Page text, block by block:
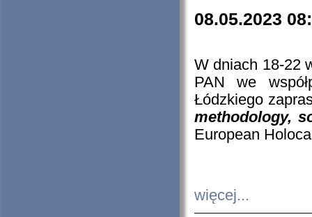
08.05.2023
W dniach 18-22
PAN we
Łódzkiego
methodology,
European
więcej...